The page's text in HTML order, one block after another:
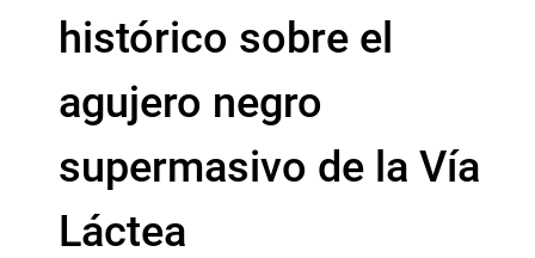
histórico sobre el
agujero negro
supermasivo de la Vía
Láctea